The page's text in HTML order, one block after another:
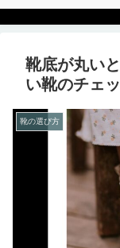
靴底が丸い
い靴のチェ
靴の選び方